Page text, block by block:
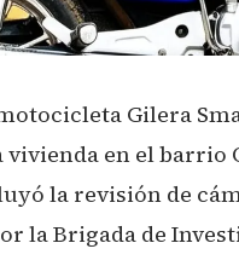
Gilera
vivienda en el barrio
la revisión de
la Brigada de